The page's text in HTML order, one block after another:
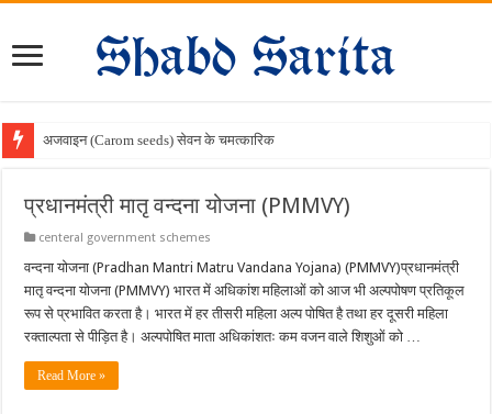
अजवाइन (Carom seeds) सेवन के चमत्कारिक फायदे
प्रधानमंत्री मातृ वन्दना योजना (PMMVY)
centeral government schemes
वन्दना योजना (Pradhan Mantri Matru Vandana Yojana) (PMMVY)प्रधानमंत्री
मातृ वन्दना योजना (PMMVY) भारत में अधिकांश महिलाओं को आज भी अल्पपोषण प्रतिकूल
रूप से प्रभावित करता है। भारत में हर तीसरी महिला अल्प पोषित है तथा हर दूसरी महिला
रक्ताल्पता से पीड़ित है। अल्पपोषित माता अधिकांशतः कम वजन वाले शिशुओं को …
Read More »